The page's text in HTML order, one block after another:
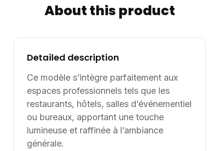
présente un diamètre compact de 25 cm, idéal pour
facilite la pose et le déplacement selon les besoins
Dimensions / données disponibles : VOLUME: 0,064
m3. Supply8 accompagne les professionnels de la
restauration, de l’hôtellerie, de l’événementiel et des
environnements de travail dans leurs projets
d’aménagement, en France et à l’international. Les
modèles présentés au catalogue sont adaptables sur
mesure, notamment en termes de dimensions, de
finitions et de coloris, selon les besoins du client. Nous
About this product
Detailed description
Ce modèle s’intègre parfaitement aux
espaces professionnels tels que les
restaurants, hôtels, salles d’événementiel
ou bureaux, apportant une touche
lumineuse et raffinée à l’ambiance
générale.